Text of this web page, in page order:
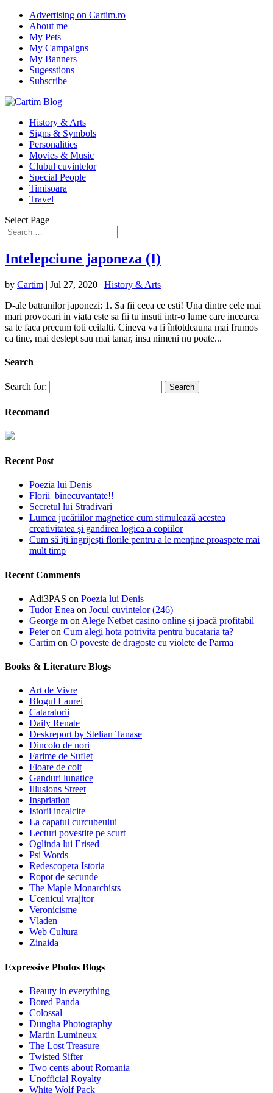
Advertising on Cartim.ro
About me
My Pets
My Campaigns
My Banners
Sugesstions
Subscribe
History & Arts
Signs & Symbols
Personalities
Movies & Music
Clubul cuvintelor
Special People
Timisoara
Travel
Select Page
Intelepciune japoneza (I)
by Cartim | Jul 27, 2020 | History & Arts
D-ale batranilor japonezi: 1. Sa fii ceea ce esti! Una dintre cele mai
mari provocari in viata este sa fii tu insuti intr-o lume care incearca
sa te faca precum toti ceilalti. Cineva va fi întotdeauna mai frumos
ca tine, mai destept sau mai tanar, insa nimeni nu poate...
Search
Search for:
Recomand
Recent Post
Poezia lui Denis
Florii binecuvantate!!
Secretul lui Stradivari
Lumea jucăriilor magnetice cum stimulează acestea
creativitatea și gandirea logica a copiilor
Cum să îți îngrijești florile pentru a le menține proaspete mai
mult timp
Recent Comments
Adi3PAS on Poezia lui Denis
Tudor Enea on Jocul cuvintelor (246)
George m on Alege Netbet casino online și joacă profitabil
Peteron Cum alegi hota potrivita pentru bucataria ta?
Cartim on O poveste de dragoste cu violete de Parma
Books & Literature Blogs
Art de Vivre
Blogul Laurei
Cataratorii
Daily Renate
Deskreport by Stelian Tanase
Dincolo de nori
Farime de Suflet
Floare de colt
Ganduri lunatice
Illusions Street
Inspriation
Istorii incalcite
La capatul curcubeului
Lecturi povestite pe scurt
Oglinda lui Erised
Psi Words
Redescopera Istoria
Ropot de secunde
The Maple Monarchists
Ucenicul vrajitor
Veronicisme
Vladen
Web Cultura
Zinaida
Expressive Photos Blogs
Beauty in everything
Bored Panda
Colossal
Dungha Photography
Martin Lumineux
The Lost Treasure
Twisted Sifter
Two cents about Romania
Unofficial Royalty
White Wolf Pack